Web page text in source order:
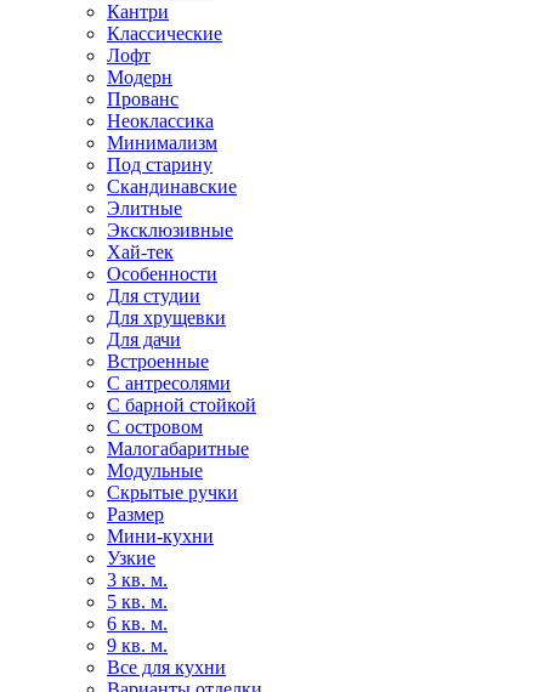
Кантри
Классические
Лофт
Модерн
Прованс
Неоклассика
Минимализм
Под старину
Скандинавские
Элитные
Эксклюзивные
Хай-тек
Особенности
Для студии
Для хрущевки
Для дачи
Встроенные
С антресолями
С барной стойкой
С островом
Малогабаритные
Модульные
Скрытые ручки
Размер
Мини-кухни
Узкие
3 кв. м.
5 кв. м.
6 кв. м.
9 кв. м.
Все для кухни